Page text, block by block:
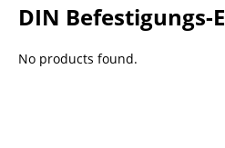
DIN Befestigungs-
No products found.